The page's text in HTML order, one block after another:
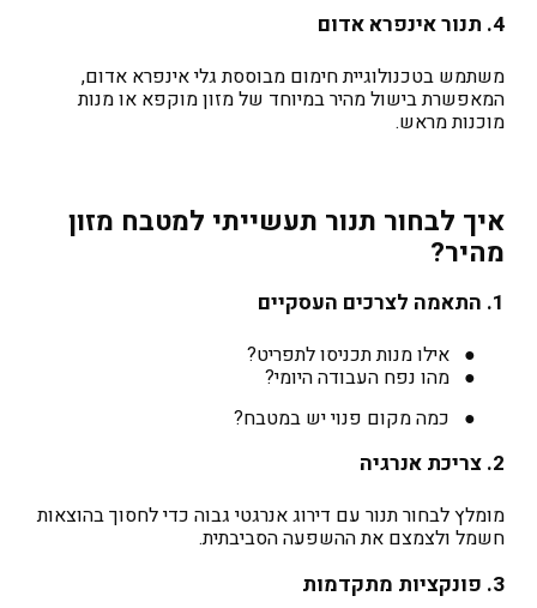
4. תנור אינפרא אדום
משתמש בטכנולוגיית חימום מבוססת גלי אינפרא אדום,
המאפשרת בישול מהיר במיוחד של מזון מוקפא או מנות
מוכנות מראש.
איך לבחור תנור תעשייתי למטבח מזון
מהיר?
1. התאמה לצרכים העסקיים
● אילו מנות תכניסו לתפריט?
● מהו נפח העבודה היומי?
● כמה מקום פנוי יש במטבח?
2. צריכת אנרגיה
מומלץ לבחור תנור עם דירוג אנרגטי גבוה כדי לחסוך בהוצאות
חשמל ולצמצם את ההשפעה הסביבתית.
3. פונקציות מתקדמות